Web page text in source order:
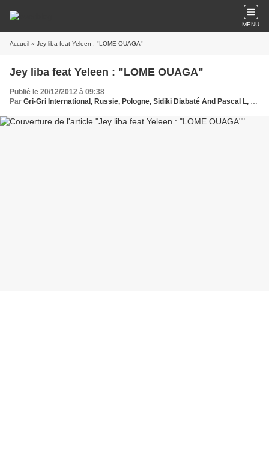
MENU
Accueil » Jey liba feat Yeleen : "LOME OUAGA"
Jey liba feat Yeleen : "LOME OUAGA"
Publié le 20/12/2012 à 09:38
Par Gri-Gri International, Russie, Pologne, Sidiki Diabaté And Pascal L, Ma solange oussou, New York, Blues, France, Love Paris, Music, Afrique, Sony, Hollywood, Lomlé, Ouga, Jey liba feat Yeleen ,Europe